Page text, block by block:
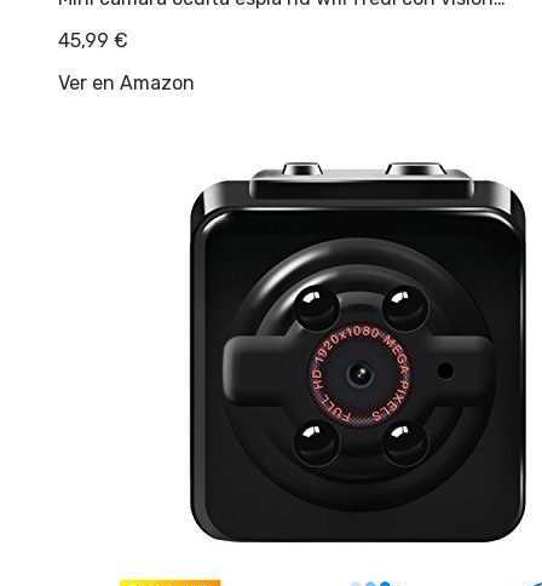
45,99 €
Ver en Amazon